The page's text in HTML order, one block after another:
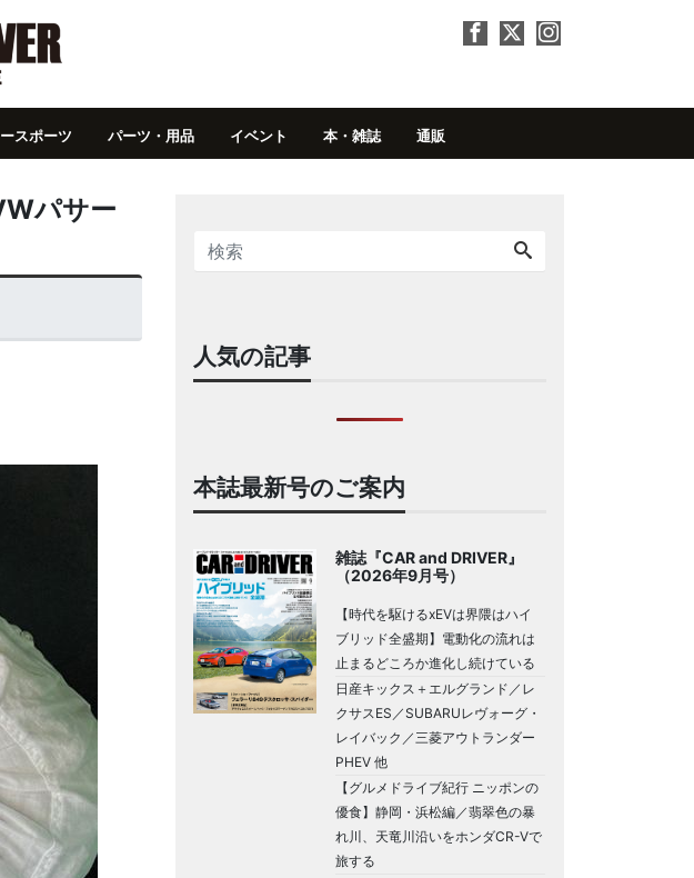
スポーツ パーツ・用品 イベント 本・雑誌 通販
パサー
人気の記事
本誌最新号のご案内
雑誌『CAR and DRIVER』
（2026年9月号）
【時代を駆けるxEVは界隈はハイ
ブリッド全盛期】電動化の流れは
止まるどころか進化し続けている
日産キックス＋エルグランド／レ
クサスES／SUBARUレヴォーグ・
レイバック／三菱アウトランダー
PHEV 他
【グルメドライブ紀行 ニッポンの
優食】静岡・浜松編／翡翠色の暴
れ川、天竜川沿いをホンダCR-Vで
旅する